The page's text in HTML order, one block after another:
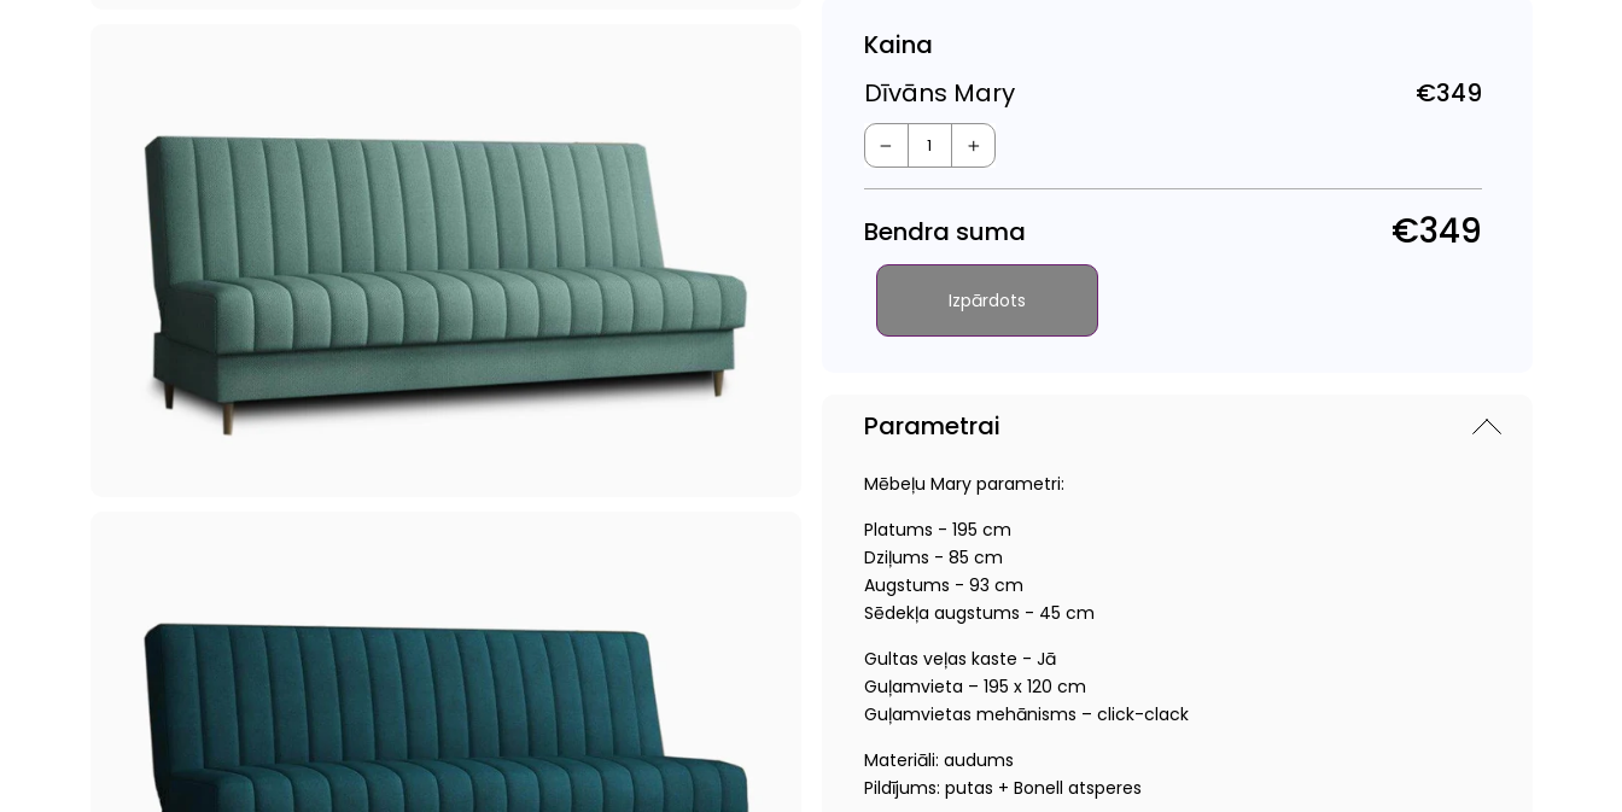
Kaina
Dīvāns Mary
€349
− +
Bendra suma €349
Izpārdots
Parametrai
Mēbeļu Mary parametri:
Platums - 195 cm
Dziļums - 85 cm
Augstums - 93 cm
Sēdekļa augstums - 45 cm
Gultas veļas kaste - Jā
Guļamvieta – 195 x 120 cm
Guļamvietas mehānisms – click-clack
Materiāli: audums
Pildījums: putas + Bonell atsperes